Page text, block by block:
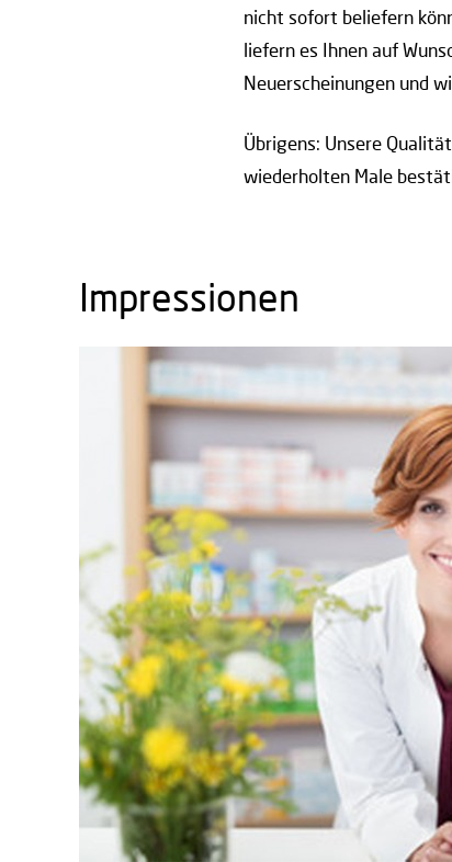
nicht sofort beliefern
liefern es Ihnen auf
Neuerscheinungen und
Übrigens: Unsere
wiederholten Male
Impressionen